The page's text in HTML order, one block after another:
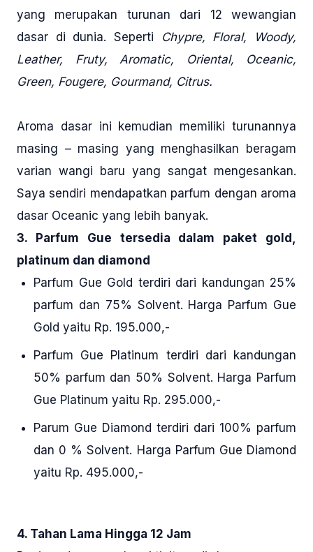
yang merupakan turunan dari 12 wewangian
dasar di dunia. Seperti
Chypre, Floral, Woody,
Leather, Fruty, Aromatic, Oriental, Oceanic,
Green, Fougere, Gourmand, Citrus.
Aroma dasar ini kemudian memiliki turunannya
masing – masing yang menghasilkan beragam
varian wangi baru yang sangat mengesankan.
Saya sendiri mendapatkan parfum dengan aroma
dasar Oceanic yang lebih banyak.
3. Parfum Gue tersedia dalam paket gold,
platinum dan diamond
Parfum Gue Gold terdiri dari kandungan 25%
parfum dan 75% Solvent. Harga Parfum Gue
Gold yaitu Rp. 195.000,-
Parfum Gue Platinum terdiri dari kandungan
50% parfum dan 50% Solvent. Harga Parfum
Gue Platinum yaitu Rp. 295.000,-
Parum Gue Diamond terdiri dari 100% parfum
dan 0 % Solvent. Harga Parfum Gue Diamond
yaitu Rp. 495.000,-
4. Tahan Lama Hingga 12 Jam